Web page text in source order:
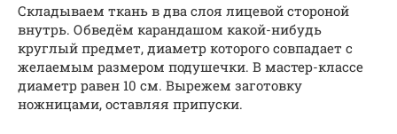
Складываем ткань в два слоя лицевой стороной
внутрь. Обведём карандашом какой-нибудь
круглый предмет, диаметр которого совпадает с
желаемым размером подушечки. В мастер-классе
диаметр равен 10 см. Вырежем заготовку
ножницами, оставляя припуски.